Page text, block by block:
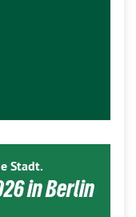
Stadt.
in Berlin